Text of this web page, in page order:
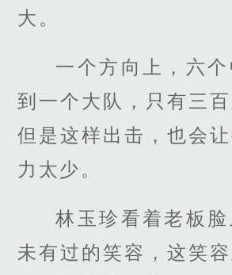
大。
一个方向上，六
到一个大队，只有三百
但是这样出击，也会
力太少。
林玉珍看着老板
未有过的笑容，这笑